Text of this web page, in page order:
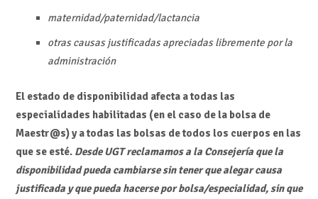
maternidad/paternidad/lactancia
otras causas justificadas apreciadas libremente por la
administración
El estado de disponibilidad afecta a todas las
especialidades habilitadas (en el caso de la bolsa de
Maestr@s) y a todas las bolsas de todos los cuerpos en las
que se esté. Desde UGT reclamamos a la Consejería que la
disponibilidad pueda cambiarse sin tener que alegar causa
justificada y que pueda hacerse por bolsa/especialidad, sin que